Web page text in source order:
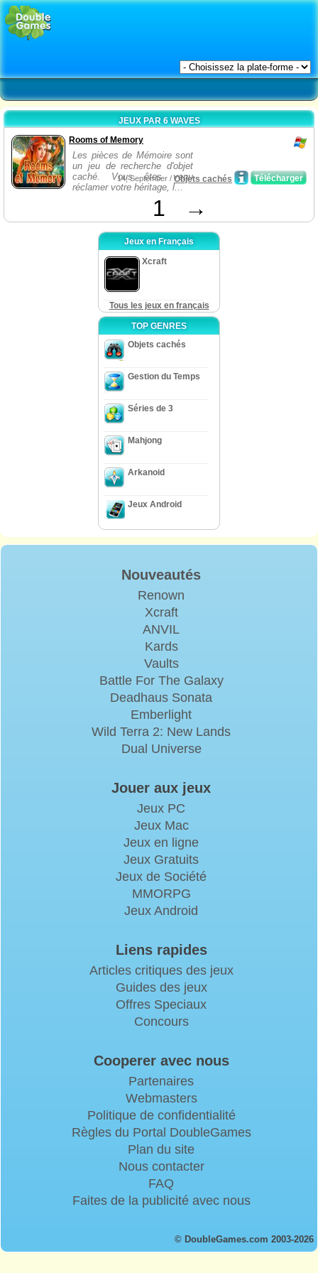
JEUX PAR 6 WAVES
Rooms of Memory
Les pièces de Mémoire sont
un jeu de recherche d'objet
caché. Vous êtes venu
réclamer votre héritage, l...
Télécharger
14, September /Objets cachés
1 →
Jeux en Français
Xcraft
Tous les jeux en français
TOP GENRES
Objets cachés
Gestion du Temps
Séries de 3
Mahjong
Arkanoid
Jeux Android
Nouveautés
Renown
Xcraft
ANVIL
Kards
Vaults
Battle For The Galaxy
Deadhaus Sonata
Emberlight
Wild Terra 2: New Lands
Dual Universe
Jouer aux jeux
Jeux PC
Jeux Mac
Jeux en ligne
Jeux Gratuits
Jeux de Société
MMORPG
Jeux Android
Liens rapides
Articles critiques des jeux
Guides des jeux
Offres Speciaux
Concours
Cooperer avec nous
Partenaires
Webmasters
Politique de confidentialité
Règles du Portal DoubleGames
Plan du site
Nous contacter
FAQ
Faites de la publicité avec nous
© DoubleGames.com 2003-2026